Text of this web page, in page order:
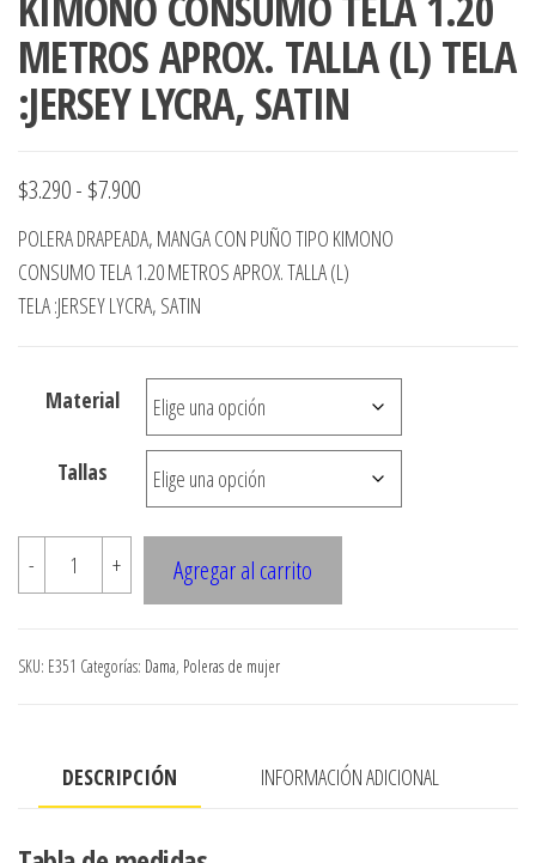
METROS APROX. TALLA (L) TELA
:JERSEY LYCRA, SATIN
$3.290- $7.900Rango
de
precios:
desde
hasta
$7.900
POLERA DRAPEADA, MANGA CON PUÑO TIPO KIMONO
CONSUMO TELA 1.20 METROS APROX. TALLA (L)
TELA :JERSEY LYCRA, SATIN
Material
Tallas
-
E351
POLERA
MANGA
KIMONO
TELA
+ Agregar al carrito
SKU: E351 Categorías: Dama, Poleras de mujer
DESCRIPCIÓN INFORMACIÓN ADICIONAL